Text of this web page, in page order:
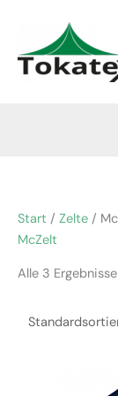
springen
Start / Zelte /
McZelt
Alle 3